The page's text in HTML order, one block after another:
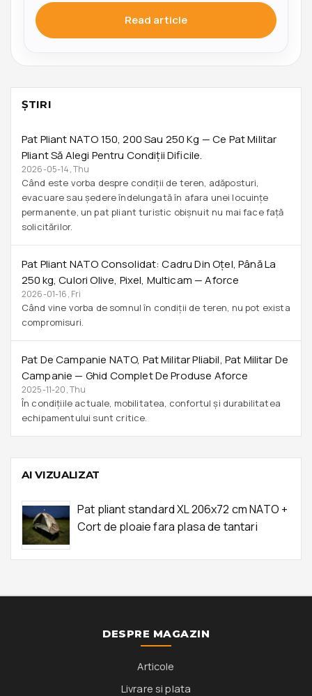
Read article
ŞTIRI
Pat Pliant NATO 150, 200 Sau 250 Kg — Ce Pat Militar
Pliant Să Alegi Pentru Condiții Dificile.
2026-05-14, Thu
Când este vorba despre condiții de teren, adăposturi,
evacuare sau ședere îndelungată în afara unei locuințe
permanente, un pat pliant turistic obișnuit nu mai face față
solicitărilor.
Pat Pliant NATO Consolidat: Cadru Din Oțel, Până La
250 Kg, Culori Olive, Pixel, Multicam — Aforce
2026-01-16, Fri
Când vine vorba de somnul în condiții de teren, nu pot exista
compromisuri.
Pat De Campanie NATO, Pat Militar Pliabil, Pat Militar De
Campanie — Ghid Complet De Produse Aforce
2025-11-20, Thu
În condițiile actuale, mobilitatea, confortul și durabilitatea
echipamentului sunt critice.
AI VIZUALIZAT
Pat pliant standard XL 206x72 cm NATO +
Cort de ploaie fara plasa de tantari
DESPRE MAGAZIN
Articole
Livrare si plata